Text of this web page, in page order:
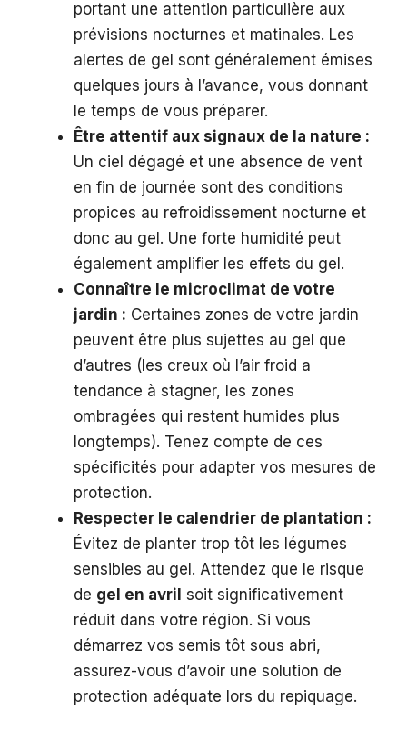
portant une attention particulière aux
prévisions nocturnes et matinales. Les
alertes de gel sont généralement émises
quelques jours à l’avance, vous donnant
le temps de vous préparer.
Être attentif aux signaux de la nature :
Un ciel dégagé et une absence de vent
en fin de journée sont des conditions
propices au refroidissement nocturne et
donc au gel. Une forte humidité peut
également amplifier les effets du gel.
Connaître le microclimat de votre
jardin : Certaines zones de votre jardin
peuvent être plus sujettes au gel que
d’autres (les creux où l’air froid a
tendance à stagner, les zones
ombragées qui restent humides plus
longtemps). Tenez compte de ces
spécificités pour adapter vos mesures de
protection.
Respecter le calendrier de plantation :
Évitez de planter trop tôt les légumes
sensibles au gel. Attendez que le risque
de gel en avril soit significativement
réduit dans votre région. Si vous
démarrez vos semis tôt sous abri,
assurez-vous d’avoir une solution de
protection adéquate lors du repiquage.